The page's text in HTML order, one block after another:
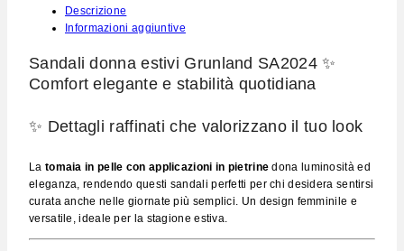
Descrizione
Informazioni aggiuntive
Sandali donna estivi Grunland SA2024 ✨
Comfort elegante e stabilità quotidiana
✨ Dettagli raffinati che valorizzano il tuo look
La tomaia in pelle con applicazioni in pietrine dona luminosità ed
eleganza, rendendo questi sandali perfetti per chi desidera sentirsi
curata anche nelle giornate più semplici. Un design femminile e
versatile, ideale per la stagione estiva.